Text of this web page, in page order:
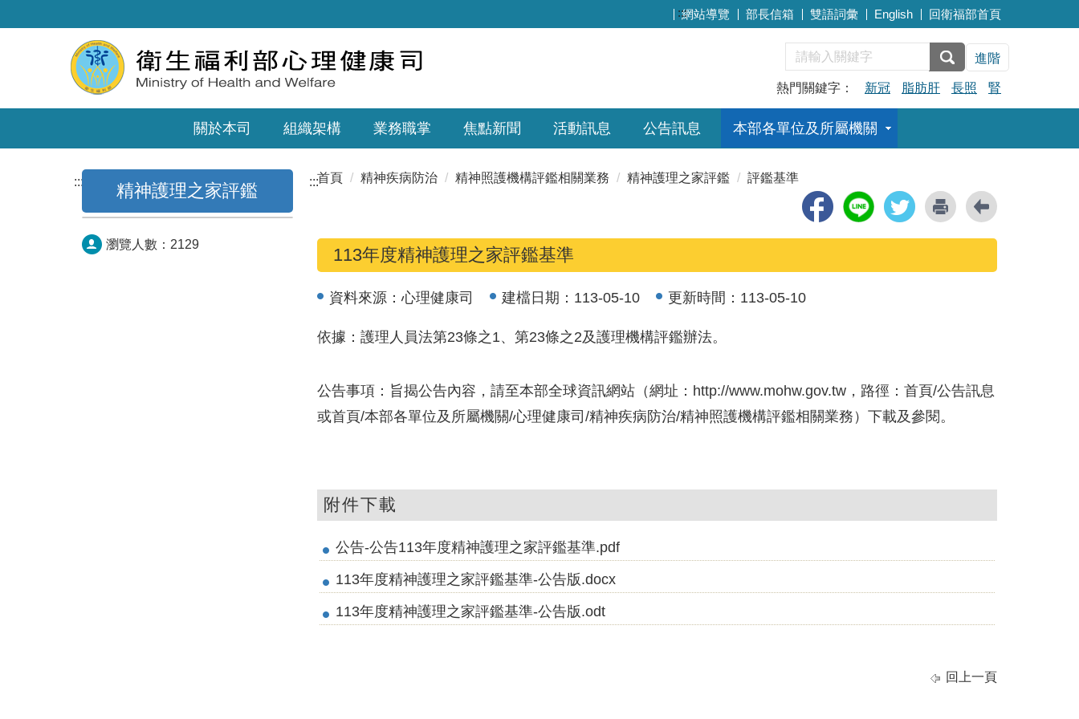
:::網站導覽 部長信箱 雙語詞彙 English 回衛福部首頁
進階
熱門關鍵字： 新冠 脂肪肝 長照 腎
關於本司 組織架構 業務職掌 焦點新聞 活動訊息 公告訊息 本部各單位及所屬機關
::: 精神護理之家評鑑
瀏覽人數： 2129
:::首頁 精神疾病防治 精神照護機構評鑑相關業務 精神護理之家評鑑 評鑑基準
113年度精神護理之家評鑑基準
資料來源：心理健康司 建檔日期： 113-05-10 更新時間： 113-05-10
依據：護理人員法第23條之1、第23條之2及護理機構評鑑辦法。
公告事項：旨揭公告內容，請至本部全球資訊網站（網址：http://www.mohw.gov.tw，路徑：首頁/公告訊息
或首頁/本部各單位及所屬機關/心理健康司/精神疾病防治/精神照護機構評鑑相關業務）下載及參閱。
附件下載
公告-公告113年度精神護理之家評鑑基準.pdf
113年度精神護理之家評鑑基準-公告版.docx
113年度精神護理之家評鑑基準-公告版.odt
回上一頁